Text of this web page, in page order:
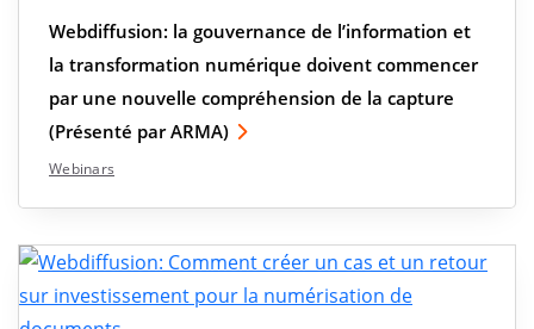
Webdiffusion: la gouvernance de l’information et
la transformation numérique doivent commencer
par une nouvelle compréhension de la capture
(Présenté par ARMA)
Webinars